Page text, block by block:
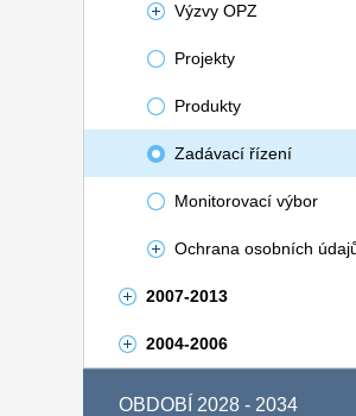
Výzvy OPZ
Projekty
Produkty
Zadávací řízení
Monitorovací výbor
Ochrana osobních
2007-2013
2004-2006
OBDOBÍ 2028 - 2034